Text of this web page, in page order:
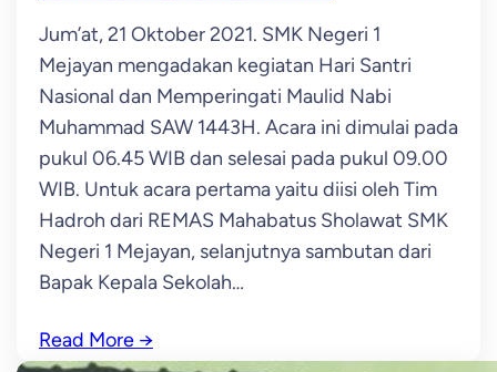
Jum’at, 21 Oktober 2021. SMK Negeri 1
Mejayan mengadakan kegiatan Hari Santri
Nasional dan Memperingati Maulid Nabi
Muhammad SAW 1443H. Acara ini dimulai pada
pukul 06.45 WIB dan selesai pada pukul 09.00
WIB. Untuk acara pertama yaitu diisi oleh Tim
Hadroh dari REMAS Mahabatus Sholawat SMK
Negeri 1 Mejayan, selanjutnya sambutan dari
Bapak Kepala Sekolah…
Read More →